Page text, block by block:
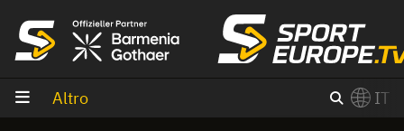
Altro IT